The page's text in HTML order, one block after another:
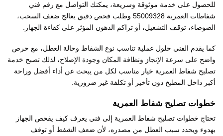
للحصول على خدمة موثوقة وسريعة، يمكنك التواصل مع رقم فني
شفاطات العمرية 55009328 وطلب فحص دقيق يعالج ضعف السحب،
الضوضاء، توقف التشغيل، أو تراكم الدهون المؤثر على كفاءة الجهاز.
كما يقدم الفني حلول عملية تناسب نوع الشفاط وحالة العطل، مع حرص
واضح على سرعة الإنجاز ونظافة المكان وجودة الإصلاح، لذلك تصبح خدمة
تصليح شفاط العمرية خيار مناسب لكل من يبحث عن أداء أفضل وراحة
أكبر داخل المطبخ دون تأخير أو تكلفة غير ضرورية.
خطوات تصليح شفاط العمرية
تحتاج خطوات تصليح شفاط العمرية إلى فني يعرف كيف يفحص الجهاز
بهدوء ويحدد سبب العطل من مصدره، لأن ضعف الشفط أو توقف